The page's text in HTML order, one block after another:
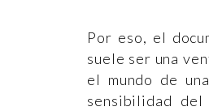
Por eso, el
suele ser una
el mundo de
sensibilidad